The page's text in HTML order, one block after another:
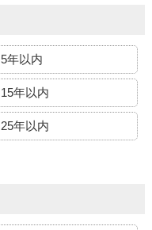
5年以内
15年以内
25年以内